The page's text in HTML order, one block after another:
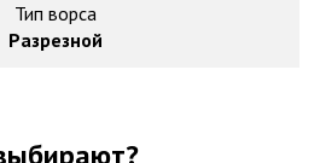
Тип ворса
Разрезной